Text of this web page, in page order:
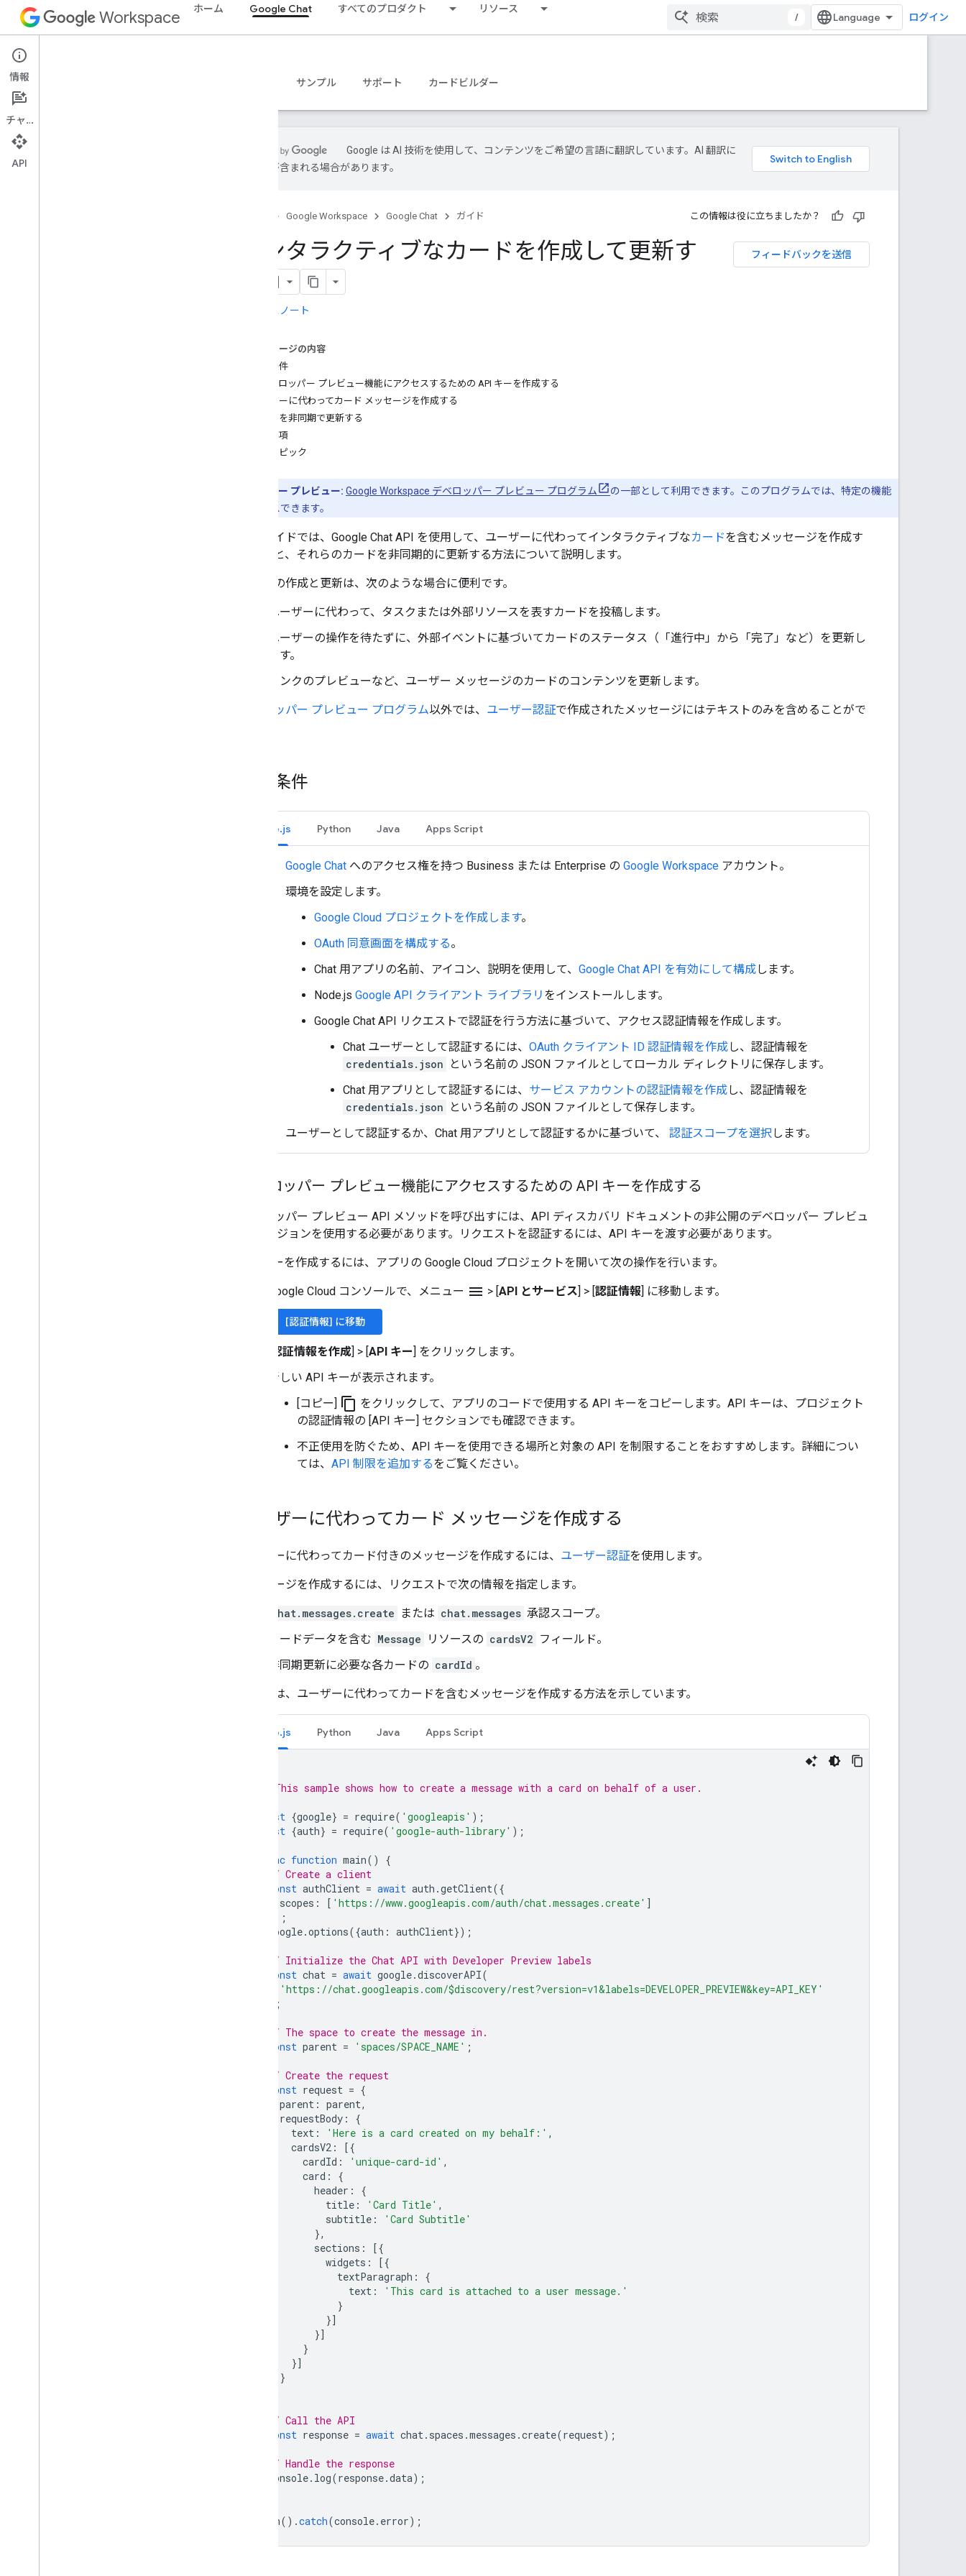
Workspace ホーム Google Chat すべてのプロダクト リソース
/ ログイン
Google Chat
概要 サンプル サポート カードビルダー
Google は AI 技術を使用して、コンテンツをご希望の言語に翻訳しています。AI 翻訳に
は誤りが含まれる場合があります。
Google Workspace Google Chat ガイド この情報は役に立ちましたか？
フィードバックを送信
インタラクティブなカードを作成して更新す
リリースノート
このページの内容
前提条件
デベロッパー プレビュー機能にアクセスするための API キーを作成する
ユーザーに代わってカード メッセージを作成する
カードを非同期で更新する
制限事項
関連トピック
デベロッパー プレビュー: Google Workspace デベロッパー プレビュー プログラム
の一部として利用できます。このプログラムでは、特定の機能
に早期アクセスできます。
このガイドでは、Google Chat API を使用して、ユーザーに代わってインタラクティブなカードを含むメッセージを作成す
る方法と、それらのカードを非同期的に更新する方法について説明します。
カードの作成と更新は、次のような場合に便利です。
ユーザーに代わって、タスクまたは外部リソースを表すカードを投稿します。
ユーザーの操作を待たずに、外部イベントに基づいてカードのステータス（「進行中」から「完了」など）を更新し
ます。
リンクのプレビューなど、ユーザー メッセージのカードのコンテンツを更新します。
デベロッパー プレビュー プログラム以外では、 ユーザー認証で作成されたメッセージにはテキストのみを含めることがで
前提条件
Node.js Python Java Apps Script
Google Chat へのアクセス権を持つ Business または Enterprise の Google Workspace アカウント。
環境を設定します。
Google Cloud プロジェクトを作成します。
OAuth 同意画面を構成する。
Chat 用アプリの名前、アイコン、説明を使用して、 Google Chat API を有効にして構成します。
Node.js Google API クライアント ライブラリ をインストールします。
Google Chat API リクエストで認証を行う方法に基づいて、アクセス認証情報を作成します。
Chat ユーザーとして認証するには、 OAuth クライアント ID 認証情報を作成し、認証情報を
credentials.json
という名前の JSON ファイルとしてローカル ディレクトリに保存します。
Chat 用アプリとして認証するには、 サービス アカウントの認証情報を作成し、認証情報を
credentials.json
という名前の JSON ファイルとして保存します。
ユーザーとして認証するか、Chat 用アプリとして認証するかに基づいて、
認証スコープを選択します。
デベロッパー プレビュー機能にアクセスするための API キーを作成する
デベロッパー プレビュー API メソッドを呼び出すには、API ディスカバリ ドキュメントの非公開のデベロッパー プレビュ
ー バージョンを使用する必要があります。リクエストを認証するには、API キーを渡す必要があります。
API キーを作成するには、アプリの Google Cloud プロジェクトを開いて次の操作を行います。
Google Cloud コンソールで、メニュー menu > [API とサービス] > [認証情報] に移動します。
[認証情報] に移動
認証情報を作成] > [API キー] をクリックします。
新しい API キーが表示されます。
[コピー] content_copy をクリックして、アプリのコードで使用する API キーをコピーします。API キーは、プロジェクト
の認証情報の [API キー] セクションでも確認できます。
不正使用を防ぐため、API キーを使用できる場所と対象の API を制限することをおすすめします。詳細につい
ては、 API 制限を追加するをご覧ください。
ユーザーに代わってカード メッセージを作成する
ユーザーに代わってカード付きのメッセージを作成するには、 ユーザー認証を使用します。
メッセージを作成するには、リクエストで次の情報を指定します。
chat.messages.create または chat.messages 承認スコープ。
カードデータを含む Message リソースの cardsV2 フィールド。
非同期更新に必要な各カードの cardId 。
次の例は、ユーザーに代わってカードを含むメッセージを作成する方法を示しています。
Node.js Python Java Apps Script
* This sample shows how to create a message with a card on behalf of a user.
const {google} = require( 'googleapis' );
const {auth} = require( 'google-auth-library' );
async function main()
{
// Create a client
const authClient = await auth .getClient({
scopes : [ 'https://www.googleapis.com/auth/chat.messages.create' ]
});
google.options({auth : authClient});
// Initialize the Chat API with Developer Preview labels
const chat = await google.discoverAPI(
'https://chat.googleapis.com/$discovery/rest?version=v1&labels=DEVELOPER_PREVIEW&key=API_KEY'
);
// The space to create the message in.
const parent = 'spaces/SPACE_NAME' ;
// Create the request
const request = {
parent : parent,
requestBody :
{
text : 'Here is a card created on my behalf:' ,
cardsV2 :
[{
cardId : 'unique-card-id' ,
card :
{
header :
{
title : 'Card Title' ,
subtitle :
'Card Subtitle'
},
sections :
[{
widgets :
[{
textParagraph :
{
text :
'This card is attached to a user message.'
}
}]
}]
}
}]
}
// Call the API
const response = await chat. spaces .messages .create(request);
// Handle the response
console. log(response.data);
main().catch(console. error);
情報
チャット
API